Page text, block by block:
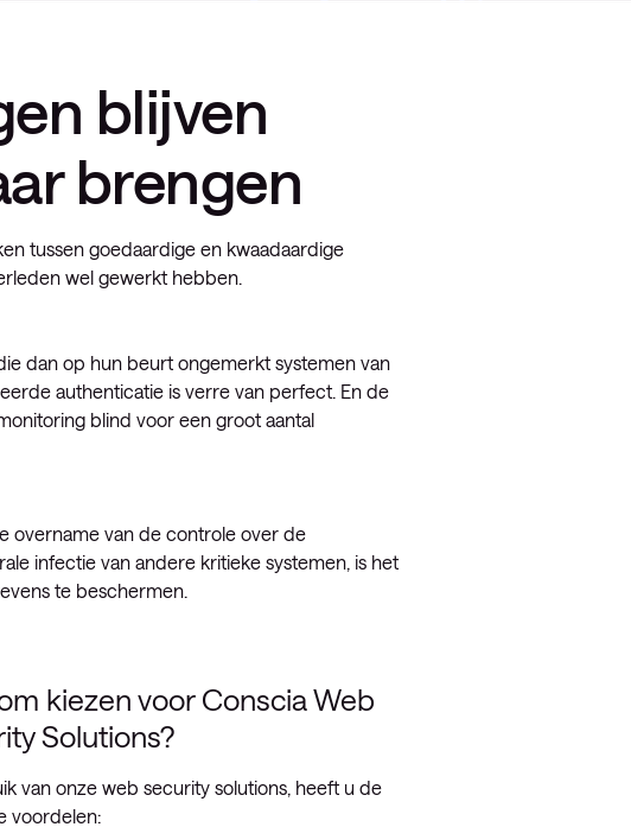
blijven
brengen
tussen goedaardige en kwaadaardige
wel gewerkt hebben.
dan op hun beurt ongemerkt systemen van
authenticatie is verre van perfect. En de
blind voor een groot aantal
overname van de controle over de
infectie van andere kritieke systemen, is het
te beschermen.
kiezen voor Conscia Web
Solutions?
van onze web security solutions, heeft u de
voordelen: